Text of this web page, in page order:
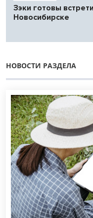
Зэки готовы
Новосибирске
НОВОСТИ РАЗДЕЛА